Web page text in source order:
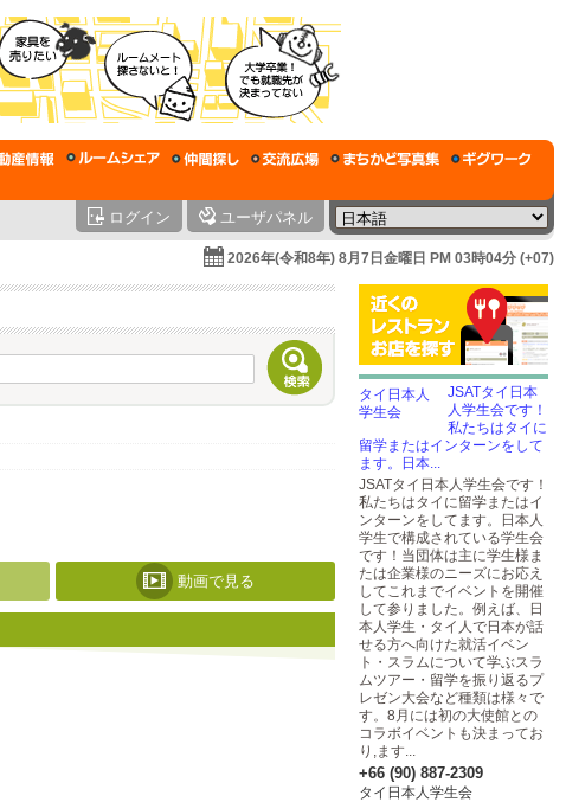
ログイン ユーザパネル
2026年(令和8年) 8月7日金曜日 PM 03時04分 (+07)
動画で見る
JSATタイ日本
人学生会です！
私たちはタイに
留学またはインターンをして
ます。日本...
JSATタイ日本人学生会です！
私たちはタイに留学またはイ
ンターンをしてます。日本人
学生で構成されている学生会
です！当団体は主に学生様ま
たは企業様のニーズにお応え
してこれまでイベントを開催
して参りました。例えば、日
本人学生・タイ人で日本が話
せる方へ向けた就活イベン
ト・スラムについて学ぶスラ
ムツアー・留学を振り返るプ
レゼン大会など種類は様々で
す。8月には初の大使館との
コラボイベントも決まってお
り,ます...
+66 (90) 887-2309
タイ日本人学生会